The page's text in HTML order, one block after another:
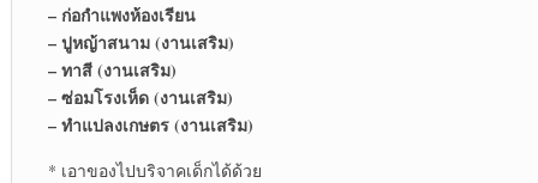
– ก่อกำแพงห้องเรียน
– ปูหญ้าสนาม (งานเสริม)
– ทาสี (งานเสริม)
– ซ่อมโรงเห็ด (งานเสริม)
– ทำแปลงเกษตร (งานเสริม)
* เอาของไปบริจาคเด็กได้ด้วย